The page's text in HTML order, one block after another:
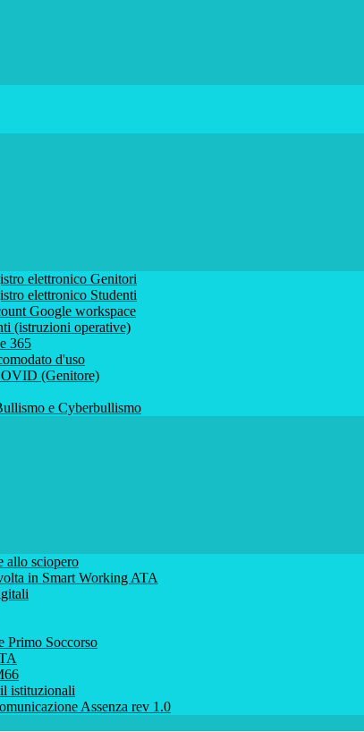
elettronico Genitori
elettronico Studenti
Google workspace
(istruzioni operative)
365
d'uso
(Genitore)
e Cyberbullismo
allo sciopero
in Smart Working ATA
Primo Soccorso
istituzionali
Assenza rev 1.0